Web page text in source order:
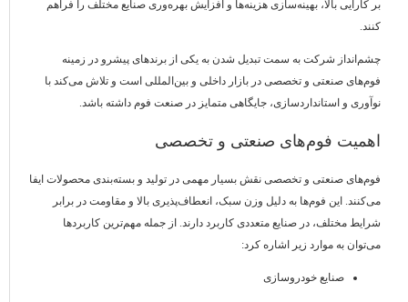
بر کارایی بالا، بهینه‌سازی هزینه‌ها و افزایش بهره‌وری صنایع مختلف را فراهم
کنند.
چشم‌انداز شرکت به سمت تبدیل شدن به یکی از برندهای پیشرو در زمینه
فوم‌های صنعتی و تخصصی در بازار داخلی و بین‌المللی است و تلاش می‌کند با
نوآوری و استانداردسازی، جایگاهی متمایز در صنعت فوم داشته باشد.
اهمیت فوم‌های صنعتی و تخصصی
فوم‌های صنعتی و تخصصی نقش بسیار مهمی در تولید و بسته‌بندی محصولات ایفا
می‌کنند. این فوم‌ها به دلیل وزن سبک، انعطاف‌پذیری بالا و مقاومت در برابر
شرایط مختلف، در صنایع متعددی کاربرد دارند. از جمله مهم‌ترین کاربردها
می‌توان به موارد زیر اشاره کرد:
صنایع خودروسازی